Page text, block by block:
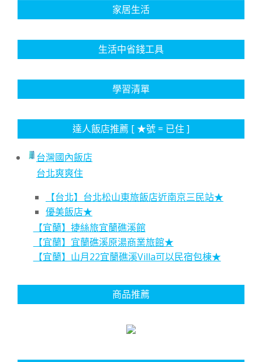
家居生活
生活中省錢工具
學習清單
達人飯店推薦 [ ★號 = 已住 ]
台灣國內飯店
台北爽爽住
【台北】台北松山東旅飯店近南京三民站★
優美飯店★
【宜蘭】捷絲旅宜蘭礁溪館
【宜蘭】宜蘭礁溪原湯商業旅館★
【宜蘭】山月22宜蘭礁溪Villa可以民宿包棟★
商品推薦